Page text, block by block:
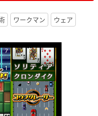
ワークマン ウェア